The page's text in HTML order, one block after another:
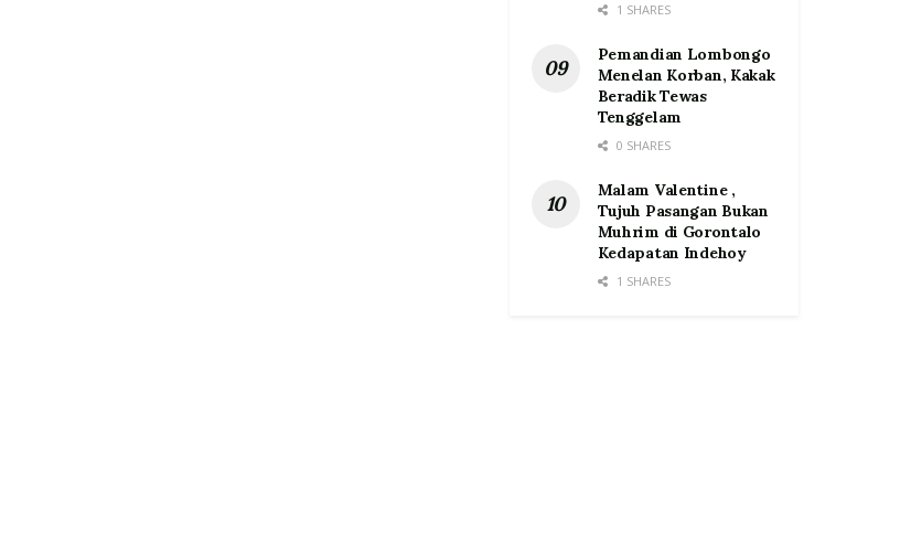
1 SHARES
Pemandian Lombongo
Menelan Korban, Kakak
Beradik Tewas
Tenggelam
0 SHARES
Malam Valentine ,
Tujuh Pasangan Bukan
Muhrim di Gorontalo
Kedapatan Indehoy
1 SHARES